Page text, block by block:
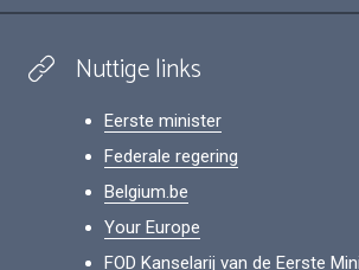
Nuttige links
Eerste minister
Federale regering
Belgium.be
Your Europe
FOD Kanselarij van de Eerste